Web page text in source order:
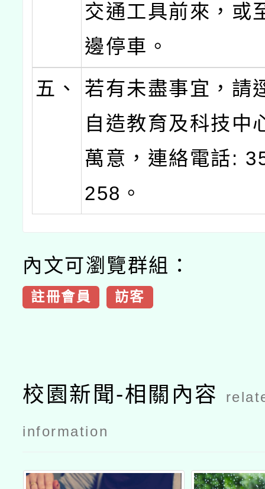
交通工具前來，或
邊停車。
五、
若有未盡事宜，請
自造教育及科技中
萬意，連絡電話:
258。
內文可瀏覽群組：
註冊會員 訪客
校園新聞-相關內容
information